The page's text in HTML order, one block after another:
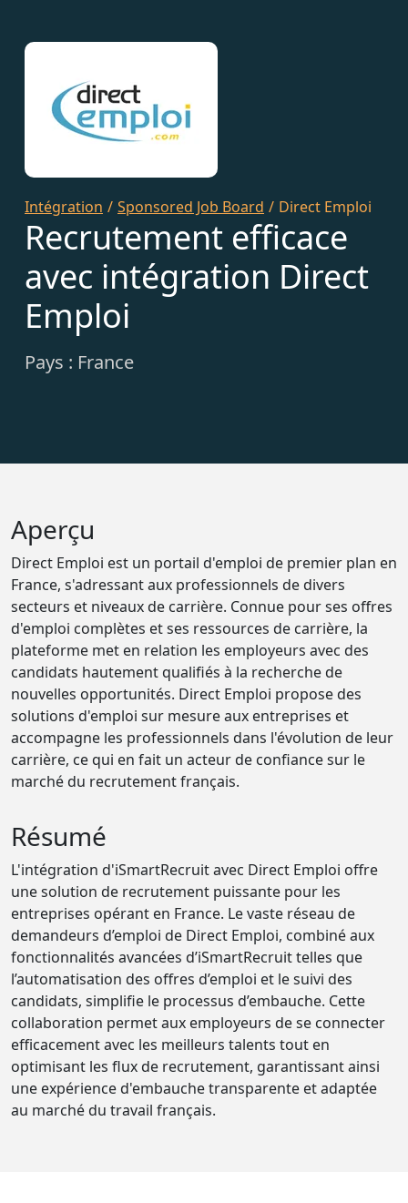
Intégration / Sponsored Job Board / Direct Emploi
Recrutement efficace
avec intégration Direct
Emploi
Pays : France
Aperçu
Direct Emploi est un portail d'emploi de premier plan en
France, s'adressant aux professionnels de divers
secteurs et niveaux de carrière. Connue pour ses offres
d'emploi complètes et ses ressources de carrière, la
plateforme met en relation les employeurs avec des
candidats hautement qualifiés à la recherche de
nouvelles opportunités. Direct Emploi propose des
solutions d'emploi sur mesure aux entreprises et
accompagne les professionnels dans l'évolution de leur
carrière, ce qui en fait un acteur de confiance sur le
marché du recrutement français.
Résumé
L'intégration d'iSmartRecruit avec Direct Emploi offre
une solution de recrutement puissante pour les
entreprises opérant en France. Le vaste réseau de
demandeurs d’emploi de Direct Emploi, combiné aux
fonctionnalités avancées d’iSmartRecruit telles que
l’automatisation des offres d’emploi et le suivi des
candidats, simplifie le processus d’embauche. Cette
collaboration permet aux employeurs de se connecter
efficacement avec les meilleurs talents tout en
optimisant les flux de recrutement, garantissant ainsi
une expérience d'embauche transparente et adaptée
au marché du travail français.